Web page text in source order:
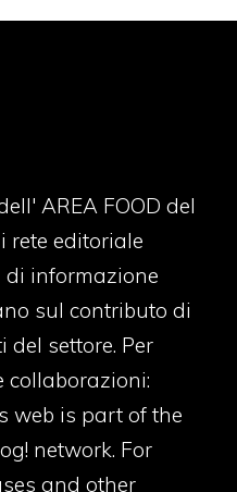
AREA FOOD del
rete editoriale
di informazione
sul contributo di
settore. Per
collaborazioni:
web is part of the
network. For
and other